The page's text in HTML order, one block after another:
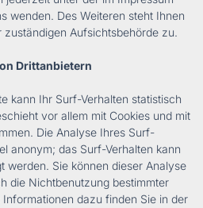
wenden. Des Weiteren steht Ihnen
Aufsichtsbehörde zu.
Drittanbietern
kann Ihr Surf-Verhalten statistisch
vor allem mit Cookies und mit
Die Analyse Ihres Surf-
anonym; das Surf-Verhalten kann
werden. Sie können dieser Analyse
die Nichtbenutzung bestimmter
dazu finden Sie in der